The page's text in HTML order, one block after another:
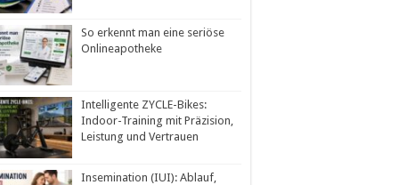
So erkennt man eine seriöse
Onlineapotheke
Intelligente ZYCLE-Bikes:
Indoor-Training mit Präzision,
Leistung und Vertrauen
Insemination (IUI): Ablauf,